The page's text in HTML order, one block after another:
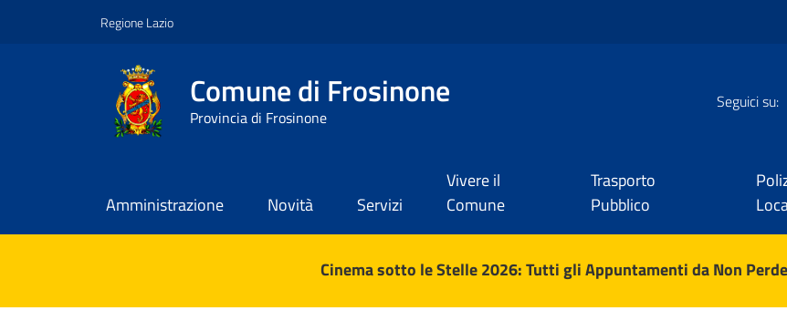
Regione Lazio
Comune di Frosinone
Provincia di Frosinone
Seguici su:
Amministrazione Novità Servizi
Vivere il
Comune
Trasporto
Pubblico
Contenuti in evidenzaCinema sotto le Stelle 2026: Tutti gli Appuntamenti da Non